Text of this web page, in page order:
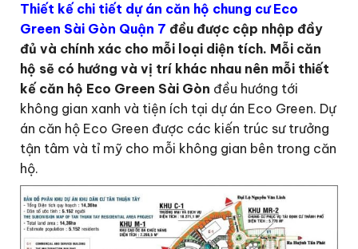
Thiết kế chi tiết dự án căn hộ chung cư Eco
Green Sài Gòn Quận 7 đều được cập nhập đầy
đủ và chính xác cho mỗi loại diện tích. Mỗi căn
hộ sẽ có hướng và vị trí khác nhau nên mỗi thiết
kế căn hộ Eco Green Sài Gòn đều hướng tới
không gian xanh và tiện ích tại dự án Eco Green. Dự
án căn hộ Eco Green được các kiến trúc sư trưởng
tận tâm và tỉ mỹ cho mỗi không gian bên trong căn
hộ.